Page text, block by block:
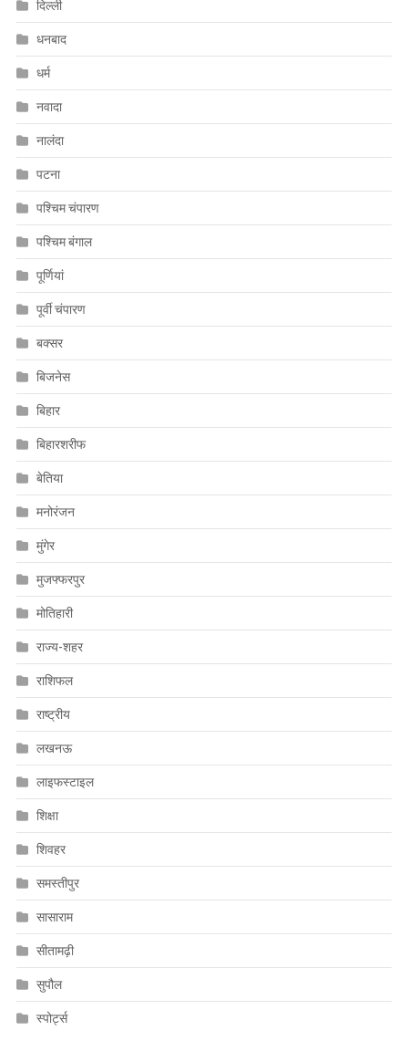
दिल्ली
धनबाद
धर्म
नवादा
नालंदा
पटना
पश्चिम चंपारण
पश्चिम बंगाल
पूर्णियां
पूर्वी चंपारण
बक्सर
बिजनेस
बिहार
बिहारशरीफ
बेतिया
मनोरंजन
मुंगेर
मुजफ्फरपुर
मोतिहारी
राज्य-शहर
राशिफल
राष्ट्रीय
लखनऊ
लाइफस्टाइल
शिक्षा
शिवहर
समस्तीपुर
सासाराम
सीतामढ़ी
सुपौल
स्पोर्ट्स